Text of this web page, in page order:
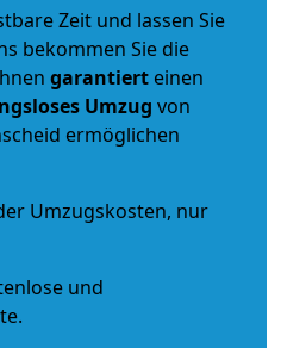
Zeit und lassen Sie
bekommen Sie die
garantiert einen
Umzug von
ermöglichen
Umzugskosten, nur
und